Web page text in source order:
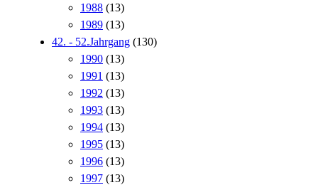
1988 (13)
1989 (13)
42. - 52.Jahrgang (130)
1990 (13)
1991 (13)
1992 (13)
1993 (13)
1994 (13)
1995 (13)
1996 (13)
1997 (13)